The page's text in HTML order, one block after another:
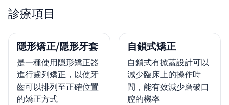
診療項目
隱形矯正/隱形牙套
是一種使用隱形矯正器
進行齒列矯正，以使牙
齒可以排列至正確位置
的矯正方式
自鎖式矯正
自鎖式有掀蓋設計可以
減少臨床上的操作時
間，能有效減少磨破口
腔的機率